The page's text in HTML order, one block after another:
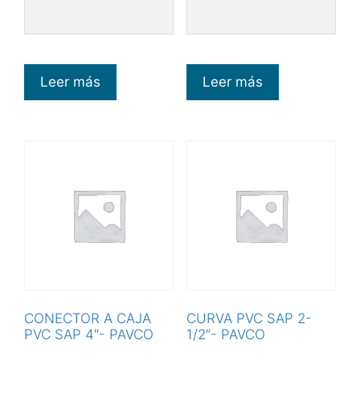
Leer más Leer más
CONECTOR A CAJA
PVC SAP 4″- PAVCO
CURVA PVC SAP 2-
1/2″- PAVCO